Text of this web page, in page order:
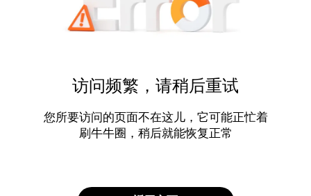
访问频繁，请稍后重试
您所要访问的页面不在这儿，它可能正忙着
刷牛牛圈，稍后就能恢复正常